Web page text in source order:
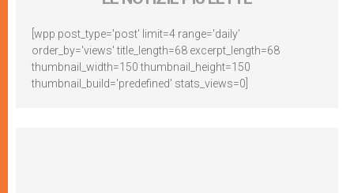
[wpp post_type='post' limit=4 range='daily'
order_by='views' title_length=68 excerpt_length=68
thumbnail_width=150 thumbnail_height=150
thumbnail_build='predefined' stats_views=0]